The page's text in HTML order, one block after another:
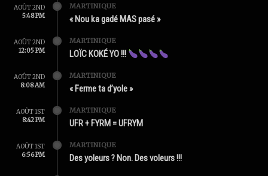
AOÛT 2ND
5:48 PM
MARTINIQUE
« Nou ka gadé MAS pasé »
AOÛT 2ND
12:05 PM
MARTINIQUE
LOÏC KOKÉ YO !!!
AOÛT 2ND
8:08 AM
MARTINIQUE
« Ferme ta d’yole »
AOÛT 1ST
8:42 PM
MARTINIQUE
UFR + FYRM = UFRYM
AOÛT 1ST
6:56 PM
MARTINIQUE
Des yoleurs ? Non. Des voleurs !!!